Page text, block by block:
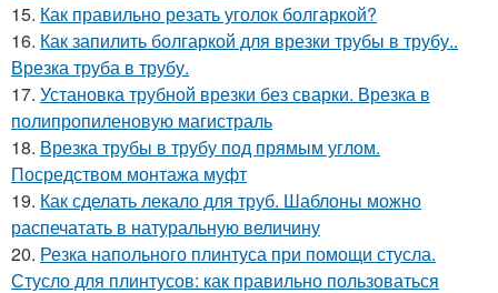
15. Как правильно резать уголок болгаркой?
16. Как запилить болгаркой для врезки трубы в трубу..
Врезка труба в трубу.
17. Установка трубной врезки без сварки. Врезка в
полипропиленовую магистраль
18. Врезка трубы в трубу под прямым углом.
Посредством монтажа муфт
19. Как сделать лекало для труб. Шаблоны можно
распечатать в натуральную величину
20. Резка напольного плинтуса при помощи стусла.
Стусло для плинтусов: как правильно пользоваться